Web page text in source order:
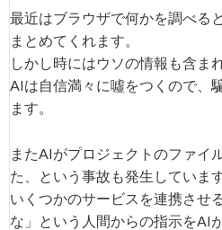
最近はブラウザで何かを調べる
まとめてくれます。
しかし時にはウソの情報も含ま
AIは自信満々に噓をつくので、
ます。
またAIがプロジェクトのファイ
た、という事故も発生しています
いくつかのサービスを連携させ
な」という人間からの指示をAI